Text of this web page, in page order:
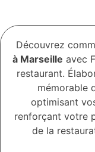
Découvrez
à Marseille avec
restaurant.
mémorable
optimisant
renforçant votre
de la